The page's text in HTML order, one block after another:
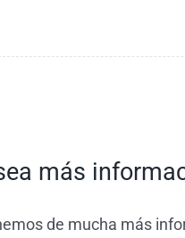
más
de mucha más